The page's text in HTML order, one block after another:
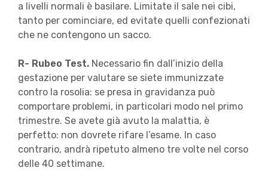
a livelli normali è basilare. Limitate il sale nei cibi,
tanto per cominciare, ed evitate quelli confezionati
che ne contengono un sacco.
R- Rubeo Test.Necessario fin dall’inizio della
gestazione per valutare se siete immunizzate
contro la rosolia: se presa in gravidanza può
comportare problemi, in particolari modo nel primo
trimestre. Se avete già avuto la malattia, è
perfetto: non dovrete rifare l’esame. In caso
contrario, andrà ripetuto almeno tre volte nel corso
delle 40 settimane.